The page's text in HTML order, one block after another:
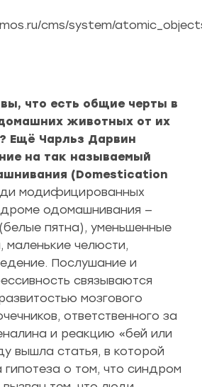
что есть общие черты в
животных от их
Ещё Чарльз Дарвин
на так называемый
(Domestication
модифицированных
одомашнивания —
пятна), уменьшенные
маленькие челюсти,
Послушание и
связываются
мозгового
ответственного за
и реакцию «бей или
вышла статья, в которой
о том, что синдром